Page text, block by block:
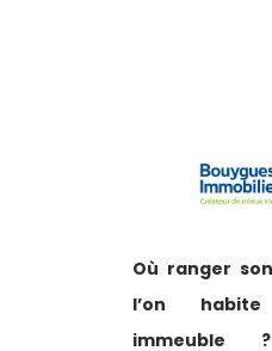
Où ranger
l’on
immeuble